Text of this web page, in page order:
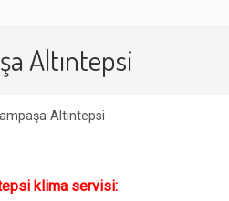
Altıntepsi
Altıntepsi
klima servisi: